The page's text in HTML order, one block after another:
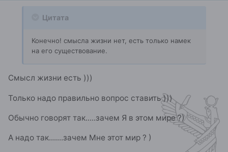
Цитата
Конечно! смысла жизни нет, есть только намек
на его существование.
Смысл жизни есть )))
Только надо правильно вопрос ставить )))
Обычно говорят так.....зачем Я в этом мире ?)
А надо так.......зачем Мне этот мир ? )